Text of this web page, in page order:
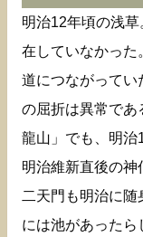
明治12年頃の浅
在していなかった
道につながってい
の屈折は異常であ
龍山」でも、明治
明治維新直後の神
二天門も明治に随
には池があったら